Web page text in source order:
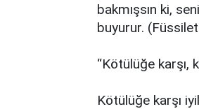
bakmışsın ki,
buyurur.
“Kötülüğe karşı,
Kötülüğe karşı